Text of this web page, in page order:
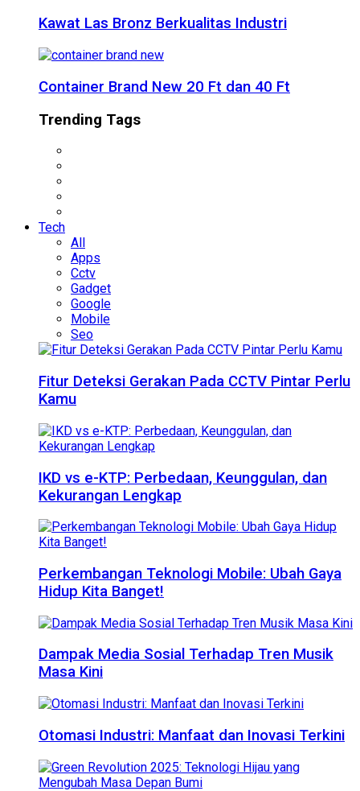
Kawat Las Bronz Berkualitas Industri
Container Brand New 20 Ft dan 40 Ft
Trending Tags
Tech
All
Apps
Cctv
Gadget
Google
Mobile
Seo
Fitur Deteksi Gerakan Pada CCTV Pintar Perlu
Kamu
IKD vs e-KTP: Perbedaan, Keunggulan, dan
Kekurangan Lengkap
Perkembangan Teknologi Mobile: Ubah Gaya
Hidup Kita Banget!
Dampak Media Sosial Terhadap Tren Musik
Masa Kini
Otomasi Industri: Manfaat dan Inovasi Terkini